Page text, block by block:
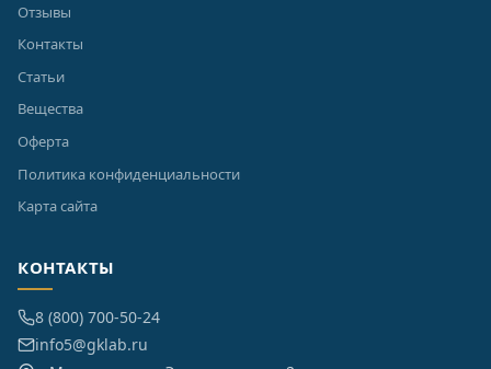
Отзывы
Контакты
Статьи
Вещества
Оферта
Политика конфиденциальности
Карта сайта
КОНТАКТЫ
8 (800) 700-50-24
info5@gklab.ru